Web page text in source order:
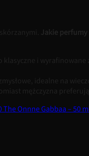
Jakie perfumy
i wyrafinowane
idealne na
mężczyzna
The Onnne Gabbaa – 50